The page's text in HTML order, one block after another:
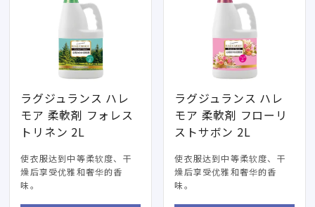
ラグジュランス ハレ
モア 柔軟剤 フォレス
トリネン 2L
使衣服达到中等柔软度、干
燥后享受优雅和奢华的香
味。
ラグジュランス ハレ
モア 柔軟剤 フローリ
ストサボン 2L
使衣服达到中等柔软度、干
燥后享受优雅和奢华的香
味。